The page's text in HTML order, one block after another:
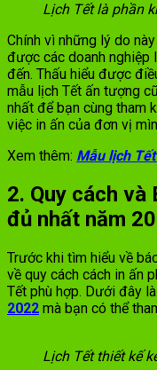
Lịch Tết là phần
Chính vì những lý do
được các doanh nghiệp
đến. Thấu hiểu được
mẫu lịch Tết ấn tượng
nhất để bạn cùng tham
việc in ấn của đơn vị
Xem thêm: Mẫu lịch
2. Quy cách và
đủ nhất năm
Trước khi tìm hiểu về
về quy cách cách in ấn
Tết phù hợp. Dưới đây
2022 mà bạn có thể
Lịch Tết thiết kế